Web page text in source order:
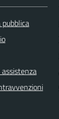
pubblica